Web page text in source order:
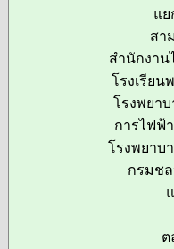
แย
สา
สำนักงาน
โรงเรีย
โรงพยา
การไฟฟ้
โรงพยาบ
กรมช
ต